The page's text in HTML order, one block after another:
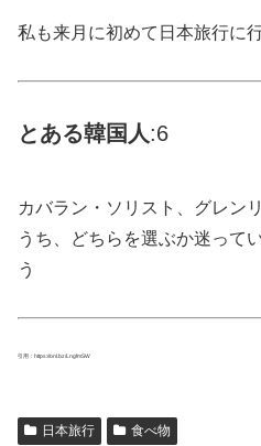
私も来月に初めて日本旅行に
とある韓国 人:6
カバラン・ソリスト、グレン
うち、どちらを選ぶか迷って
う
引用：https://onl.bz/LngfmSW
日本旅行 食べ物